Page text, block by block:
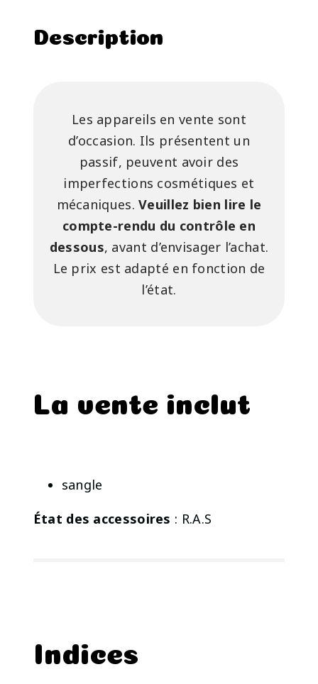
Description
Les appareils en vente sont
d’occasion. Ils présentent un
passif, peuvent avoir des
imperfections cosmétiques et
mécaniques.Veuillez bien lire le
compte-rendu du contrôle en
dessous, avant d’envisager l’achat.
Le prix est adapté en fonction de
l’état.
La vente inclut
sangle
État des accessoires : R.A.S
Indices